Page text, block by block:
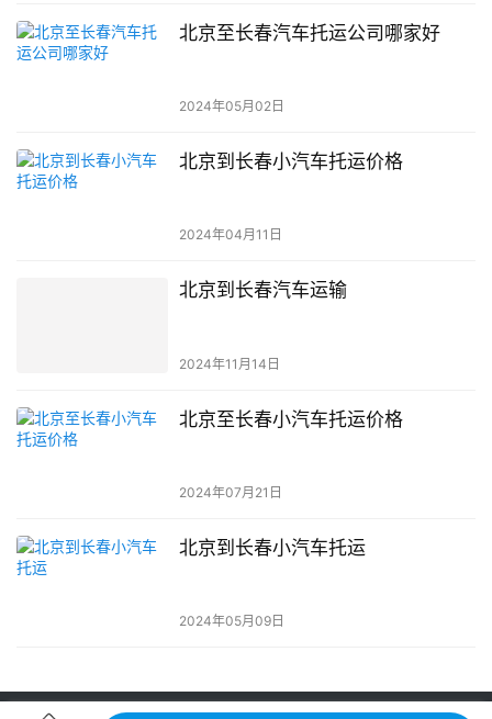
北京至长春汽车托运公司哪家好
2024年05月02日
北京到长春小汽车托运价格
2024年04月11日
北京到长春汽车运输
2024年11月14日
北京至长春小汽车托运价格
2024年07月21日
北京到长春小汽车托运
2024年05月09日